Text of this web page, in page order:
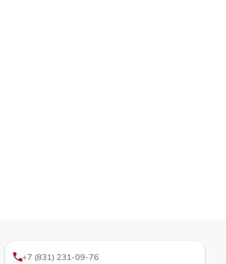
+7 (831) 231-09-76